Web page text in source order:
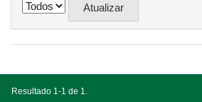
Resultado 1-1 de 1.